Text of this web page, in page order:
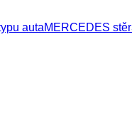
autaMERCEDES